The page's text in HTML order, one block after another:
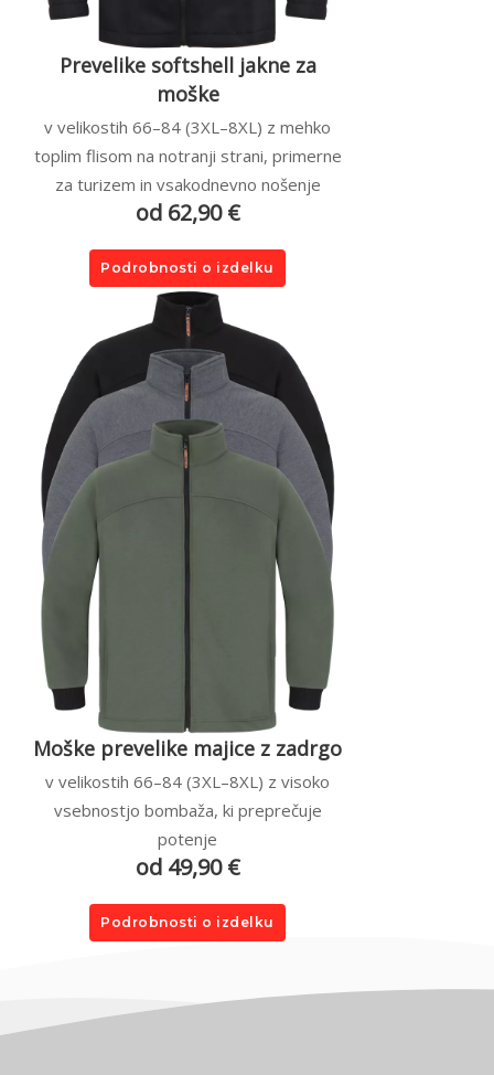
Prevelike softshell jakne za
moške
v velikostih 66–84 (3XL–8XL) z mehko
toplim flisom na notranji strani, primerne
za turizem in vsakodnevno nošenje
od 62,90 €
Podrobnosti o izdelku
Moške prevelike majice z zadrgo
v velikostih 66–84 (3XL–8XL) z visoko
vsebnostjo bombaža, ki preprečuje
potenje
od 49,90 €
Podrobnosti o izdelku